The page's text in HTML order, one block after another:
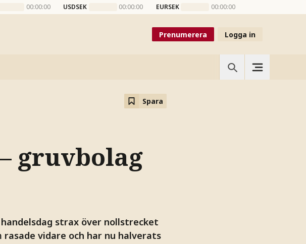
00:00:00 USDSEK 00:00:00 EURSEK 00:00:00
Prenumerera Logga in
Spara
gruvbolag
strax över nollstrecket
vidare och har nu halverats